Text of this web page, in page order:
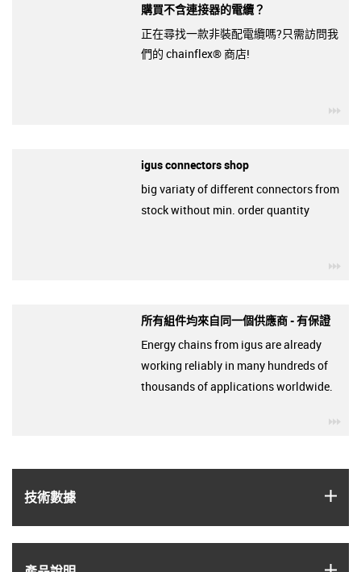
技術數據
購買不含連接器的電纜？
正在尋找一款非裝配電纜嗎?只需訪問我
們的 chainflex® 商店!
igus connectors shop
big variaty of different connectors from
stock without min. order quantity
所有組件均來自同一個供應商 - 有保證
Energy chains from igus are already
working reliably in many hundreds of
thousands of applications worldwide.